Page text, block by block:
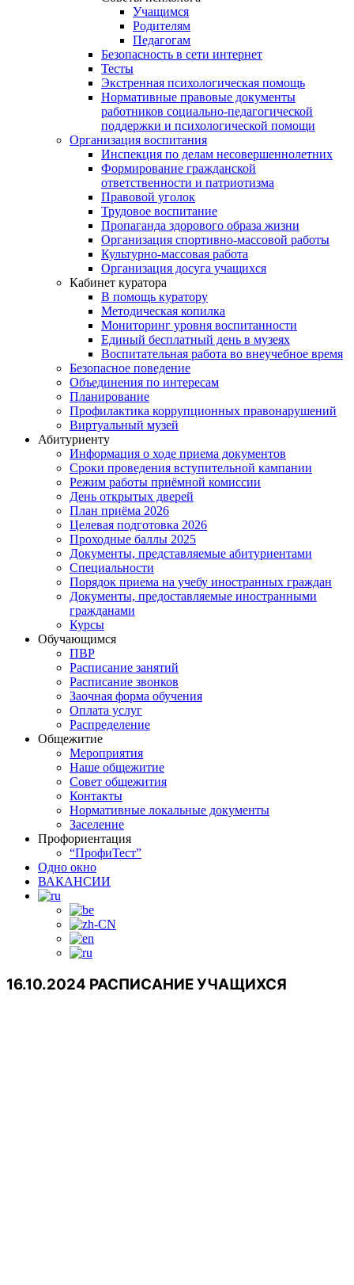
Учащимся
Родителям
Педагогам
Безопасность в сети интернет
Тесты
Экстренная психологическая помощь
Нормативные правовые документы
работников социально-педагогической
поддержки и психологической помощи
Организация воспитания
Инспекция по делам несовершеннолетних
Формирование гражданской
ответственности и патриотизма
Правовой уголок
Трудовое воспитание
Пропаганда здорового образа жизни
Организация спортивно-массовой работы
Культурно-массовая работа
Организация досуга учащихся
Кабинет куратора
В помощь куратору
Методическая копилка
Мониторинг уровня воспитанности
Единый бесплатный день в музеях
Воспитательная работа во внеучебное время
Безопасное поведение
Объединения по интересам
Планирование
Профилактика коррупционных правонарушений
Виртуальный музей
Абитуриенту
Информация о ходе приема документов
Сроки проведения вступительной кампании
Режим работы приёмной комиссии
День открытых дверей
План приёма 2026
Целевая подготовка 2026
Проходные баллы 2025
Документы, представляемые абитуриентами
Специальности
Порядок приема на учебу иностранных граждан
Документы, предоставляемые иностранными
гражданами
Курсы
Обучающимся
ПВР
Расписание занятий
Расписание звонков
Заочная форма обучения
Оплата услуг
Распределение
Общежитие
Мероприятия
Наше общежитие
Совет общежития
Контакты
Нормативные локальные документы
Заселение
Профориентация
“ПрофиТест”
Одно окно
ВАКАНСИИ
16.10.2024 РАСПИСАНИЕ УЧАЩИХСЯ